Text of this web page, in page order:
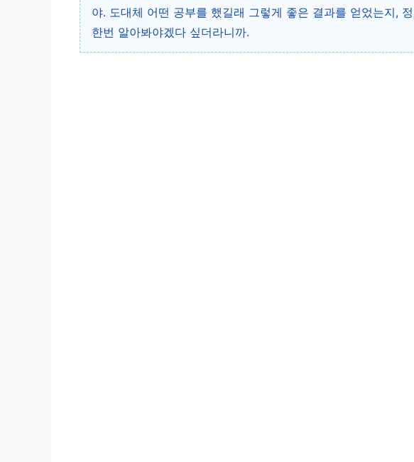
야. 도대체 어떤 공부를 했길래 그렇게 좋은 결과를 얻었는지,
한번 알아봐야겠다 싶더라니까.